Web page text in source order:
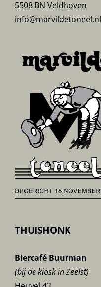
5508 BN Veldhoven
info@marvildetoneel.nl
THUISHONK
Biercafé Buurman
(bij de kiosk in Zeelst)